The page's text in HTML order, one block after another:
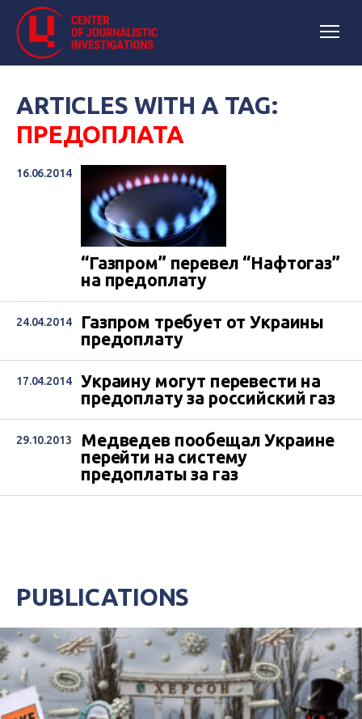
ARTICLES WITH A TAG:
ПРЕДОПЛАТА
16.06.2014
“Газпром” перевел “Нафтогаз”
на предоплату
24.04.2014
Газпром требует от Украины
предоплату
17.04.2014
Украину могут перевести на
предоплату за российский газ
29.10.2013
Медведев пообещал Украине
перейти на систему
предоплаты за газ
PUBLICATIONS